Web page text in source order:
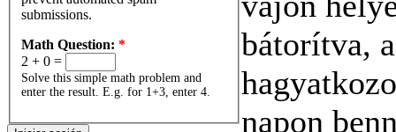
submissions.
Math Question: *
2 + 0 =
Solve this simple math problem and
enter the result. E.g. for 1+3, enter 4.
bátorítva,
napon